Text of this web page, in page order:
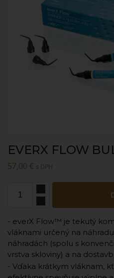
EVERX FLOW
57,00 € s DPH
- everX Flow™ je tekutý
vláknami určený na
náhradách (spolu s
vrstva skloviny) a na
- Vďaka krátkym vláknam,